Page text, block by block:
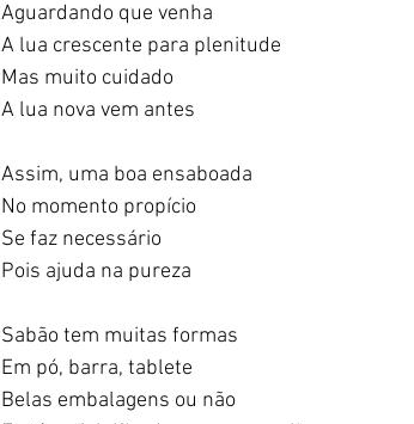
Aguardando que venha
A lua crescente para plenitude
Mas muito cuidado
A lua nova vem antes
Assim, uma boa ensaboada
No momento propício
Se faz necessário
Pois ajuda na pureza
Sabão tem muitas formas
Em pó, barra, tablete
Belas embalagens ou não